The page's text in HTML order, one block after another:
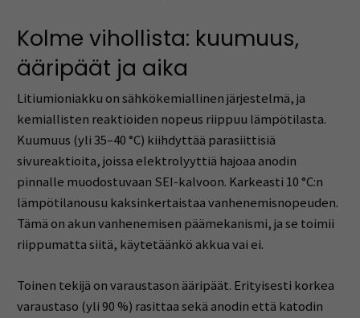
Kolme vihollista: kuumuus,
ääripäät ja aika
Litiumioniakku on sähkökemiallinen järjestelmä, ja
kemiallisten reaktioiden nopeus riippuu lämpötilasta.
Kuumuus (yli 35–40 °C) kiihdyttää parasiittisiä
sivureaktioita, joissa elektrolyyttiä hajoaa anodin
pinnalle muodostuvaan SEI-kalvoon. Karkeasti 10 °C:n
lämpötilanousu kaksinkertaistaa vanhenemisnopeuden.
Tämä on akun vanhenemisen päämekanismi, ja se toimii
riippumatta siitä, käytetäänkö akkua vai ei.
Toinen tekijä on varaustason ääripäät. Erityisesti korkea
varaustaso (yli 90 %) rasittaa sekä anodin että katodin